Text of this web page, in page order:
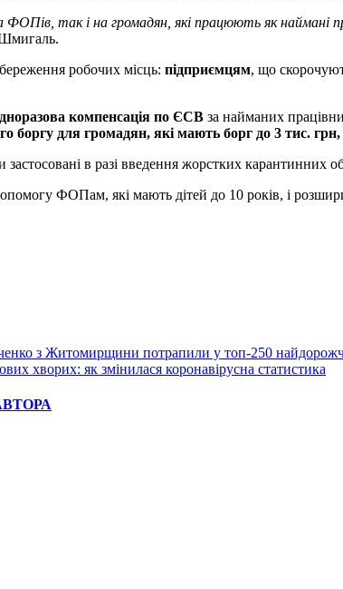
так і на громадян, які працюють як наймані
робочих місць: підприємцям, що
компенсація по ЄСВ за найманих
боргу для громадян, які мають борг до 3 тис. грн,
в разі введення жорстких карантинних
ФОПам, які мають дітей до 10 років, і
з Житомирщини потрапили у топ-250
хворих: як змінилася коронавірусна статистика